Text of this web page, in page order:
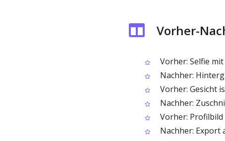
Vorher-
Vorher: Selfie
Nachher:
Vorher: Gesicht
Nachher:
Vorher:
Nachher: Export